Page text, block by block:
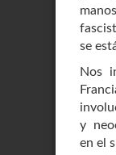
se
Nos
y
en el